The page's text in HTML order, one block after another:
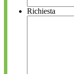
Richiesta